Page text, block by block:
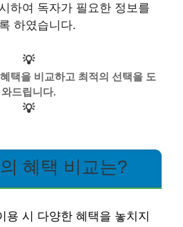
하여 독자가 필요한 정보를
하였습니다.
💡
택을 비교하고 최적의 선택을 도
와드립니다.
💡
혜택 비교는?
용 시 다양한 혜택을 놓치지